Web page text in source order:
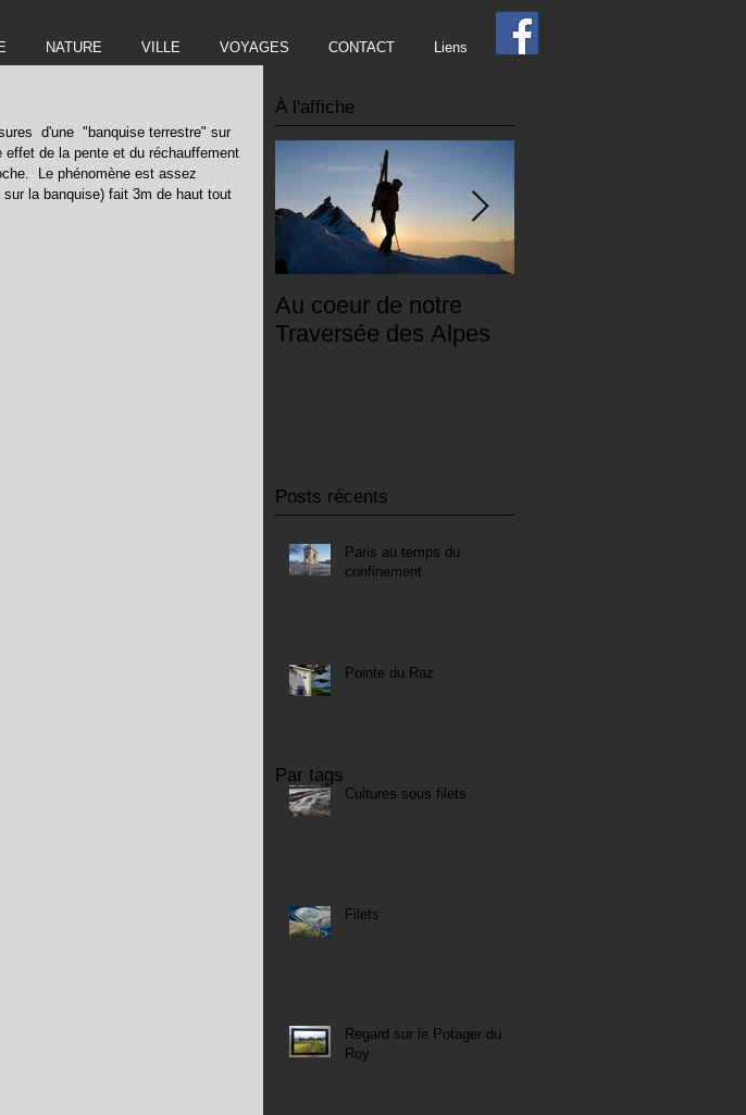
NATURE VILLE VOYAGES CONTACT Liens
d'une  "banquise terrestre" sur
de la pente et du réchauffement
Le phénomène est assez
la banquise) fait 3m de haut tout
À l'affiche
Au coeur de notre
Traversée des Alpes
Posts récents
Paris au temps du
confinement
Pointe du Raz
Cultures sous filets
Filets
Regard sur le Potager du
Roy
Par tags